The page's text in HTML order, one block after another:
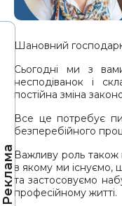
Реклама
Шановний
Сьогодні ми з
несподіванок і
постійна зміна
Все це потребує
безперебійного
Важливу роль також
в якому ми існуємо,
та застосовуємо
професійному житті.